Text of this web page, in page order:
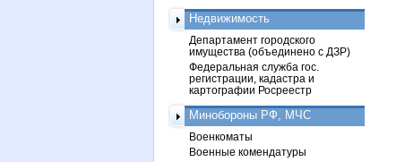
Недвижимость
Департамент городского
имущества (объединено с ДЗР)
Федеральная служба гос.
регистрации, кадастра и
картографии Росреестр
Минобороны РФ, МЧС
Военкоматы
Военные комендатуры